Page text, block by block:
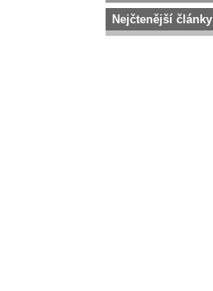
Nejčtenější články